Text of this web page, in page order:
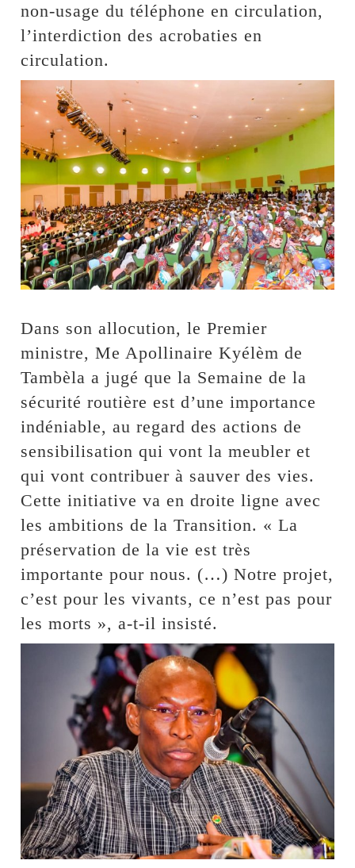
non-usage du téléphone en circulation,
l’interdiction des acrobaties en
circulation.
Dans son allocution, le Premier
ministre, Me Apollinaire Kyélèm de
Tambèla a jugé que la Semaine de la
sécurité routière est d’une importance
indéniable, au regard des actions de
sensibilisation qui vont la meubler et
qui vont contribuer à sauver des vies.
Cette initiative va en droite ligne avec
les ambitions de la Transition. « La
préservation de la vie est très
importante pour nous. (…) Notre projet,
c’est pour les vivants, ce n’est pas pour
les morts », a-t-il insisté.